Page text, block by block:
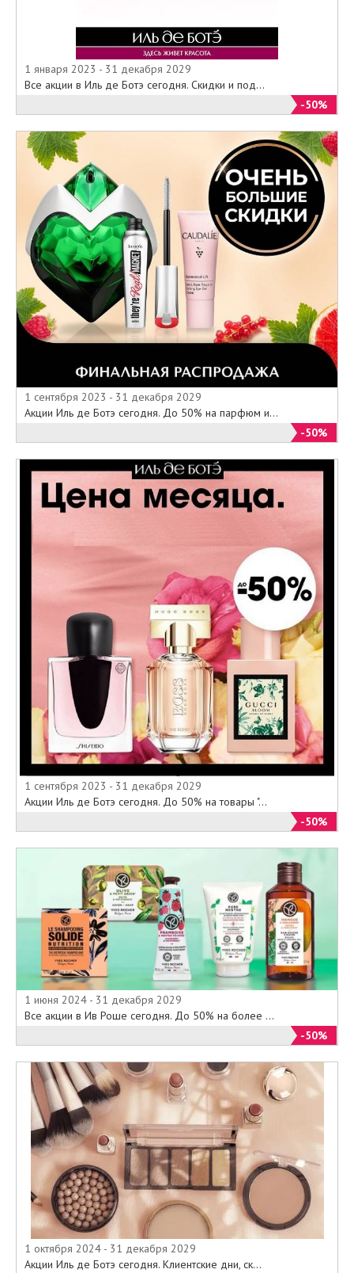
1 января 2023 - 31 декабря 2029
Все акции в Иль де Ботэ сегодня. Скидки и под...
-50%
1 сентября 2023 - 31 декабря 2029
Акции Иль де Ботэ сегодня. До 50% на парфюм и...
-50%
1 сентября 2023 - 31 декабря 2029
Акции Иль де Ботэ сегодня. До 50% на товары "...
-50%
1 июня 2024 - 31 декабря 2029
Все акции в Ив Роше сегодня. До 50% на более ...
-50%
1 октября 2024 - 31 декабря 2029
Акции Иль де Ботэ сегодня. Клиентские дни, ск...